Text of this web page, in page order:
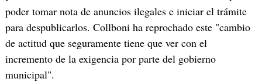
poder tomar nota de anuncios ilegales e iniciar el trámite
para despublicarlos. Collboni ha reprochado este "cambio
de actitud que seguramente tiene que ver con el
incremento de la exigencia por parte del gobierno
municipal".